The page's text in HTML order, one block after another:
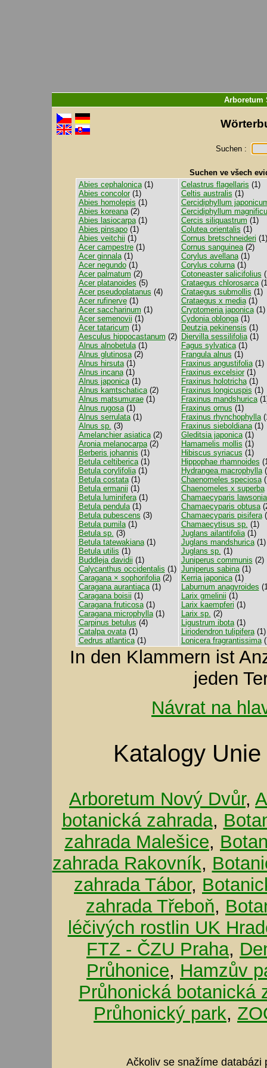
Arboretum
Suchen :
Suchen ve všech
Abies cephalonica(1)
Abies concolor(1)
Abies homolepis (1)
Abies koreana(2)
Abies lasiocarpa(1)
Abies pinsapo(1)
Abies veitchii (1)
Acer campestre(1)
Acer ginnala(1)
Acer negundo(1)
Acer palmatum (2)
Acer platanoides (5)
Acer pseudoplatanus (4)
Acer rufinerve(1)
Acer saccharinum (1)
Acer semenovii (1)
Acer tataricum (1)
Aesculus hippocastanum (2)
Alnus alnobetula(1)
Alnus glutinosa(2)
Alnus hirsuta(1)
Alnus incana(1)
Alnus japonica(1)
Alnus kamtschatica(2)
Alnus matsumurae(1)
Alnus rugosa(1)
Alnus serrulata(1)
Alnus sp. (3)
Amelanchier asiatica(2)
Aronia melanocarpa(2)
Berberis johannis (1)
Betula celtiberica(1)
Betula corylifolia(1)
Betula costata(1)
Betula ermanii (1)
Betula luminifera(1)
Betula pendula(1)
Betula pubescens (3)
Betula pumila(1)
Betula sp. (3)
Betula tatewakiana(1)
Betula utilis (1)
Buddleja davidii (1)
Calycanthus occidentalis (1)
Caragana × sophorifolia(2)
Caragana aurantiaca(1)
Caragana boisii (1)
Caragana fruticosa(1)
Caragana microphylla(1)
Carpinus betulus (4)
Catalpa ovata(1)
Cedrus atlantica(1)
Celastrus flagellaris (1)
Celtis australis (1)
Cercidiphyllum
Cercidiphyllum
Cercis siliquastrum (1)
Colutea orientalis (1)
Cornus bretschneideri (1)
Cornus sanguinea(2)
Corylus avellana(1)
Corylus colurna(1)
Cotoneaster salicifolius
Crataegus chlorosarca
Crataegus submollis (1)
Crataegus x media(1)
Cryptomeria japonica(1)
Cydonia oblonga(1)
Deutzia pekinensis (1)
Diervilla sessilifolia(1)
Fagus sylvatica(1)
Frangula alnus (1)
Fraxinus angustifolia(1)
Fraxinus excelsior(1)
Fraxinus holotricha(1)
Fraxinus longicuspis (1)
Fraxinus mandshurica
Fraxinus ornus (1)
Fraxinus rhynchophylla
Fraxinus sieboldiana(1)
Gleditsia japonica(1)
Hamamelis mollis (1)
Hibiscus syriacus (1)
Hippophae rhamnoides
Hydrangea macrophylla
Chaenomeles speciosa
Chaenomeles x superba
Chamaecyparis
Chamaecyparis obtusa
Chamaecyparis pisifera
Chamaecytisus sp. (1)
Juglans ailantifolia(1)
Juglans mandshurica(1)
Juglans sp. (1)
Juniperus communis (2)
Juniperus sabina(1)
Kerria japonica(1)
Laburnum anagyroides
Larix gmelinii (1)
Larix kaempferi (1)
Larix sp. (2)
Ligustrum ibota(1)
Liriodendron tulipifera(1)
Lonicera fragrantissima
In den Klammern ist
jeden
Návrat na
Katalogy
Arboretum Nový Dvůr,
botanická zahrada,
zahrada Malešice,
zahrada Rakovník,
zahrada Tábor,
zahrada Třeboň,
léčivých rostlin UK
FTZ - ČZU Praha,
Průhonice, Hamzův
Průhonická botanická
Průhonický park,
Ačkoliv se snažíme databázi